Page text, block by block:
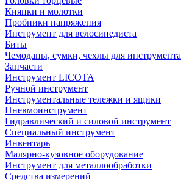
Киянки и молотки
Пробники напряжения
Инструмент для велосипедиста
Биты
Чемоданы, сумки, чехлы для инструмента
Запчасти
Инструмент LICOTA
Ручной инструмент
Инструментальные тележки и ящики
Пневмоинструмент
Гидравлический и силовой инструмент
Специальный инструмент
Инвентарь
Малярно-кузовное оборудование
Инструмент для металлообработки
Средства измерений